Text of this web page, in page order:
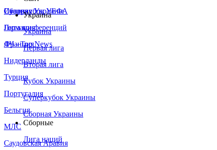
Сборная Украины
Италия
Германия
Франция
Нидерланды
Турция
Португалия
Бельгия
МЛС
Саудовская Аравия
Суперкубок УЕФА
Лига конференций
ЛЧ - Top News
Украина
Украина
Первая лига
Вторая лига
Кубок Украины
Суперкубок Украины
Сборная Украины
Сборные
Лига наций